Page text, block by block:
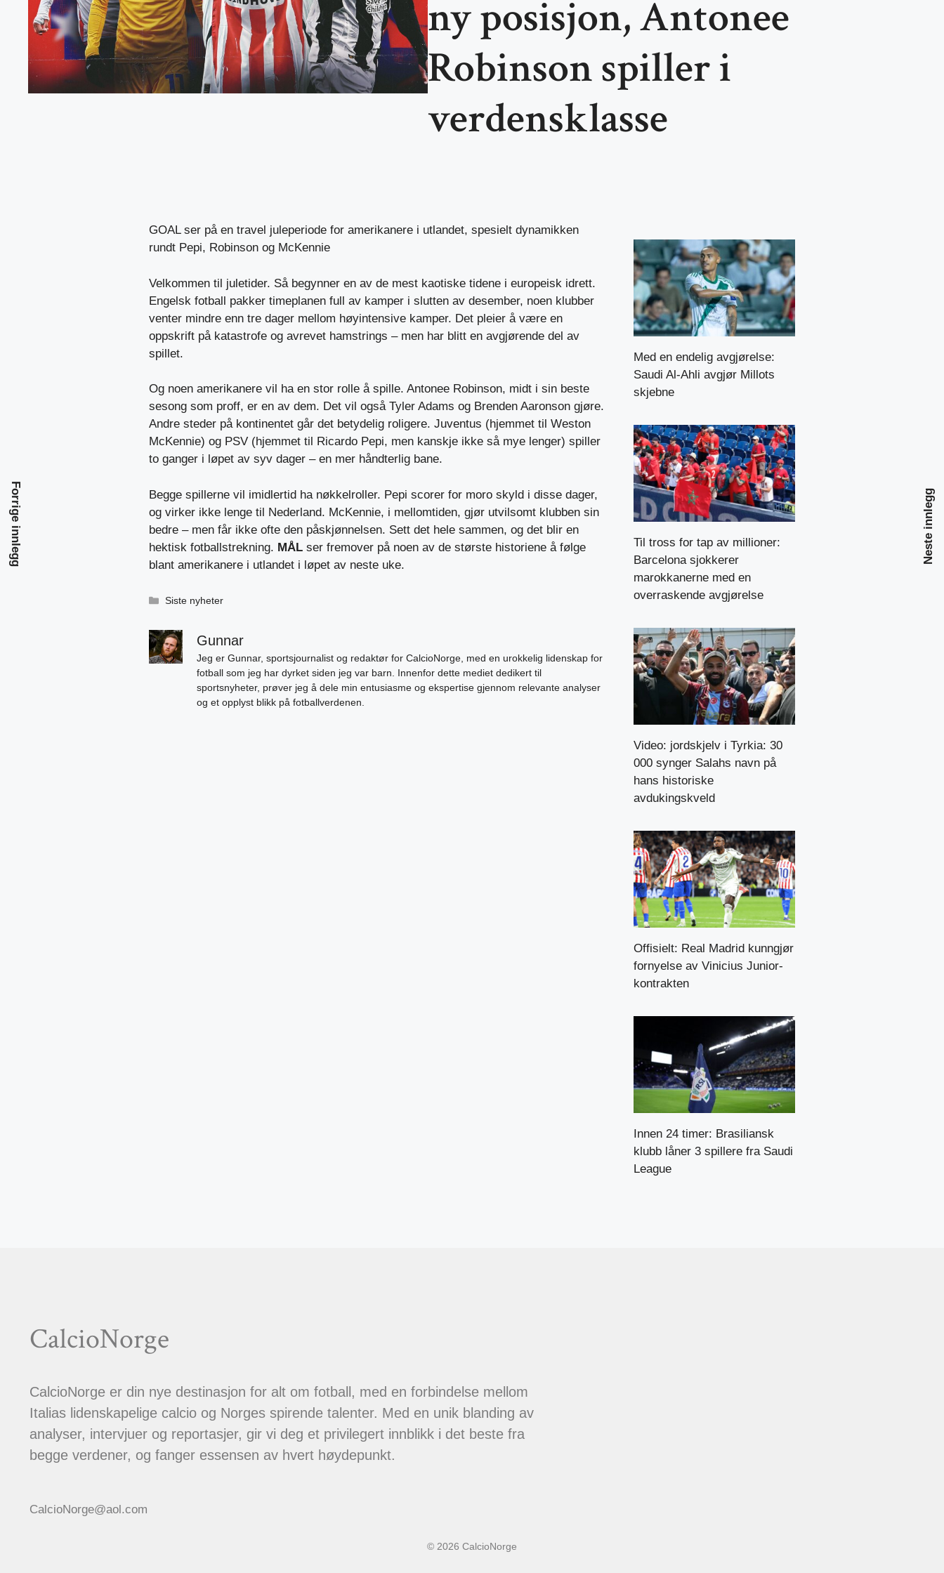
ny posisjon, Antonee
Robinson spiller i
verdensklasse
GOAL ser på en travel juleperiode for amerikanere i utlandet, spesielt dynamikken
rundt Pepi, Robinson og McKennie
Velkommen til juletider. Så begynner en av de mest kaotiske tidene i europeisk idrett.
Engelsk fotball pakker timeplanen full av kamper i slutten av desember, noen klubber
venter mindre enn tre dager mellom høyintensive kamper. Det pleier å være en
oppskrift på katastrofe og avrevet hamstrings – men har blitt en avgjørende del av
spillet.
Og noen amerikanere vil ha en stor rolle å spille. Antonee Robinson, midt i sin beste
sesong som proff, er en av dem. Det vil også Tyler Adams og Brenden Aaronson gjøre.
Andre steder på kontinentet går det betydelig roligere. Juventus (hjemmet til Weston
McKennie) og PSV (hjemmet til Ricardo Pepi, men kanskje ikke så mye lenger) spiller
to ganger i løpet av syv dager – en mer håndterlig bane.
Begge spillerne vil imidlertid ha nøkkelroller. Pepi scorer for moro skyld i disse dager,
og virker ikke lenge til Nederland. McKennie, i mellomtiden, gjør utvilsomt klubben sin
bedre – men får ikke ofte den påskjønnelsen. Sett det hele sammen, og det blir en
hektisk fotballstrekning. MÅL ser fremover på noen av de største historiene å følge
blant amerikanere i utlandet i løpet av neste uke.
Kategorier
Siste nyheter
Gunnar
Jeg er Gunnar, sportsjournalist og redaktør for CalcioNorge, med en urokkelig lidenskap for
fotball som jeg har dyrket siden jeg var barn. Innenfor dette mediet dedikert til
sportsnyheter, prøver jeg å dele min entusiasme og ekspertise gjennom relevante analyser
og et opplyst blikk på fotballverdenen.
Forrige innlegg Neste innlegg
Med en endelig avgjørelse:
Saudi Al-Ahli avgjør Millots
skjebne
Til tross for tap av millioner:
Barcelona sjokkerer
marokkanerne med en
overraskende avgjørelse
Video: jordskjelv i Tyrkia: 30
000 synger Salahs navn på
hans historiske
avdukingskveld
Offisielt: Real Madrid kunngjør
fornyelse av Vinicius Junior-
kontrakten
Innen 24 timer: Brasiliansk
klubb låner 3 spillere fra Saudi
League
CalcioNorge
CalcioNorge er din nye destinasjon for alt om fotball, med en forbindelse mellom
Italias lidenskapelige calcio og Norges spirende talenter. Med en unik blanding av
analyser, intervjuer og reportasjer, gir vi deg et privilegert innblikk i det beste fra
begge verdener, og fanger essensen av hvert høydepunkt.
CalcioNorge@aol.com
© 2026 CalcioNorge